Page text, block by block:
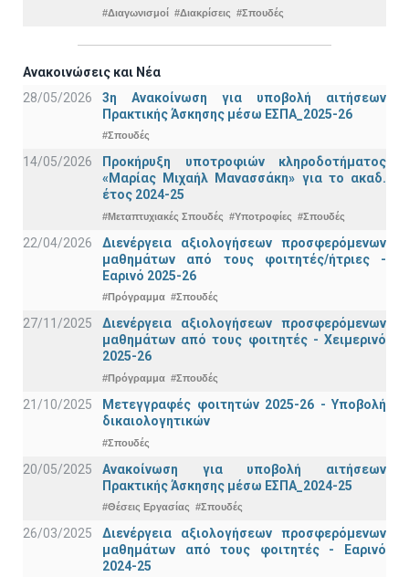
#Διαγωνισμοί #Διακρίσεις #Σπουδές
Ανακοινώσεις και Νέα
28/05/2026
3η Ανακοίνωση για υποβολή αιτήσεων
Πρακτικής Άσκησης μέσω ΕΣΠΑ_2025-26
#Σπουδές
14/05/2026
Προκήρυξη υποτροφιών κληροδοτήματος
«Μαρίας Μιχαήλ Μανασσάκη» για το ακαδ.
έτος 2024-25
#Μεταπτυχιακές Σπουδές #Υποτροφίες #Σπουδές
22/04/2026
Διενέργεια αξιολογήσεων προσφερόμενων
μαθημάτων από τους φοιτητές/ήτριες -
Εαρινό 2025-26
#Πρόγραμμα #Σπουδές
27/11/2025
Διενέργεια αξιολογήσεων προσφερόμενων
μαθημάτων από τους φοιτητές - Χειμερινό
2025-26
#Πρόγραμμα #Σπουδές
21/10/2025
Μετεγγραφές φοιτητών 2025-26 - Υποβολή
δικαιολογητικών
#Σπουδές
20/05/2025
Ανακοίνωση για υποβολή αιτήσεων
Πρακτικής Άσκησης μέσω ΕΣΠΑ_2024-25
#Θέσεις Εργασίας #Σπουδές
26/03/2025
Διενέργεια αξιολογήσεων προσφερόμενων
μαθημάτων από τους φοιτητές - Εαρινό
2024-25